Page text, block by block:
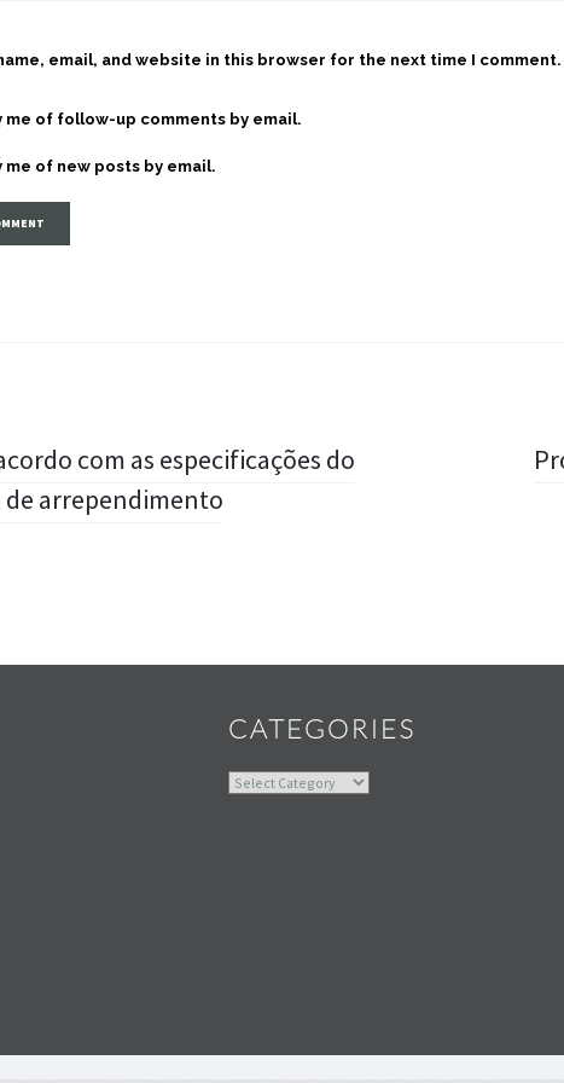
email, and website in this browser for the next time I comment.
me of follow-up comments by email.
me of new posts by email.
com as especificações do
arrependimento
CATEGORIES
Categories